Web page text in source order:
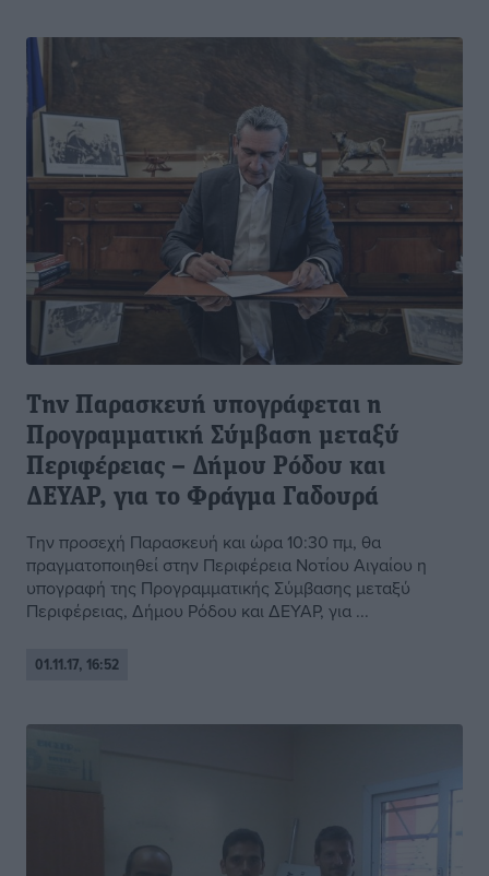
Την Παρασκευή υπογράφεται η
Προγραμματική Σύμβαση μεταξύ
Περιφέρειας – Δήμου Ρόδου και
ΔΕΥΑΡ, για το Φράγμα Γαδουρά
Την προσεχή Παρασκευή και ώρα 10:30 πμ, θα
πραγματοποιηθεί στην Περιφέρεια Νοτίου Αιγαίου η
υπογραφή της Προγραμματικής Σύμβασης μεταξύ
Περιφέρειας, Δήμου Ρόδου και ΔΕΥΑΡ, για ...
01.11.17, 16:52